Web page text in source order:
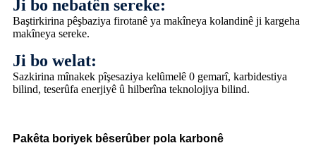
Ji bo nebatên sereke:
Baştirkirina pêşbaziya firotanê ya makîneya kolandinê ji kargeha
makîneya sereke.
Ji bo welat:
Sazkirina mînakek pîşesaziya kelûmelê 0 gemarî, karbidestiya
bilind, teserûfa enerjiyê û hilberîna teknolojiya bilind.
Pakêta boriyek bêserûber pola karbonê